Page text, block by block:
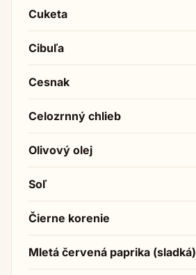
Cuketa
Cibuľa
Cesnak
Celozrnný chlieb
Olivový olej
Soľ
Čierne korenie
Mletá červená paprika (sladká)